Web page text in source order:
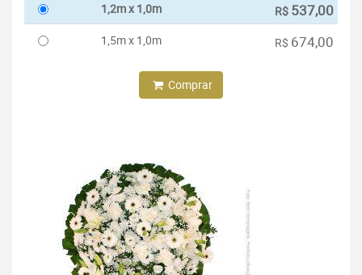
1,2m x 1,0m R$ 537,00
1,5m x 1,0m R$ 674,00
Comprar